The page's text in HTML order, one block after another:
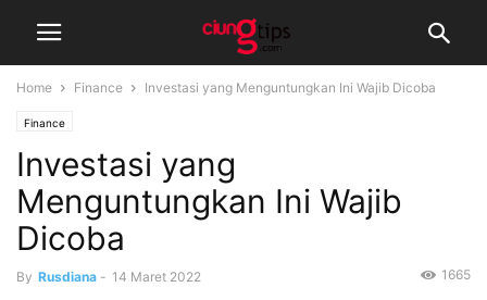
Home Finance Investasi yang Menguntungkan Ini Wajib Dicoba
Finance
Investasi yang
Menguntungkan Ini Wajib
Dicoba
By Rusdiana - 14 Maret 2022 1665